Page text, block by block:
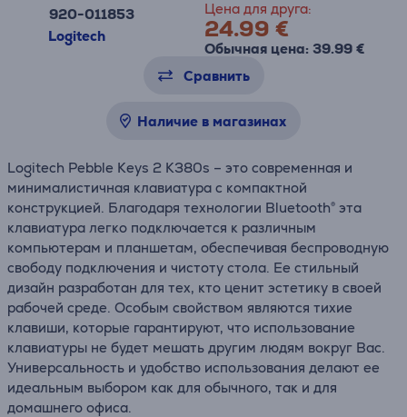
920-011853
Logitech
Цена для друга:
24.99 €
Обычная цена: 39.99 €
Сравнить
Наличие в магазинах
Logitech Pebble Keys 2 K380s – это современная и
минималистичная клавиатура с компактной
конструкцией. Благодаря технологии Bluetooth® эта
клавиатура легко подключается к различным
компьютерам и планшетам, обеспечивая беспроводную
свободу подключения и чистоту стола. Ее стильный
дизайн разработан для тех, кто ценит эстетику в своей
рабочей среде. Особым свойством являются тихие
клавиши, которые гарантируют, что использование
клавиатуры не будет мешать другим людям вокруг Вас.
Универсальность и удобство использования делают ее
идеальным выбором как для обычного, так и для
домашнего офиса.